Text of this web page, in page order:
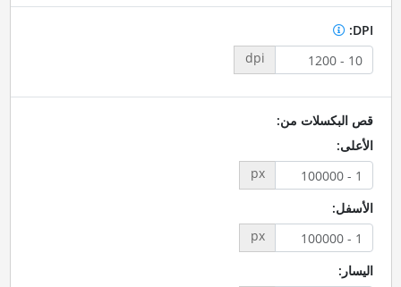
DPI:
dpi
قص البكسلات من:
الأعلى:
px
الأسفل:
px
اليسار: